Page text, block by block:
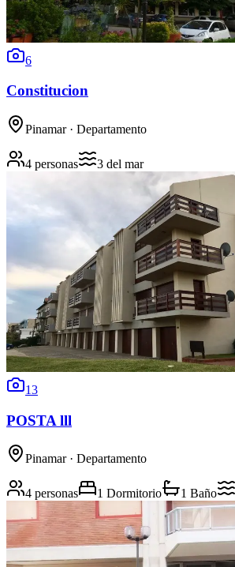
6
Constitucion
Pinamar· Departamento
4 personas 3 del mar
13
POSTA lll
Pinamar· Departamento
4 personas 1 Dormitorio 1 Baño